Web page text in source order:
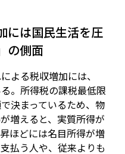
には国民生活を圧
の側面
よる税収増加には、
。所得税の課税最低限
決まっているため、物
増えると、実質所得が
ほどには名目所得が増
払う人や、従来よりも